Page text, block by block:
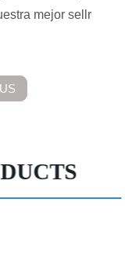
mejor sellr